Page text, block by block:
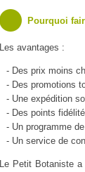
Pourquoi
Les avantages :
- Des prix moins
- Des promotions
- Une expédition
- Des points
- Un programme
- Un service de
Le Petit Botaniste